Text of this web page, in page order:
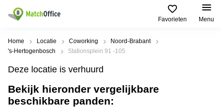
Favorieten Menu
Huren / Verhuren
Productpagina's
Kantoorruimten
Business
Populaire
Steden
Alkmaar
Populaire
zoekopdrachten
Kantoorruimte
in Breda
Help
Over ons
Home Locatie Coworking
Noord-Brabant
's-Hertogenbosch
Stationsplein 91 -105
Deze locatie is verhuurd
Bekijk hieronder vergelijkbare
beschikbare panden: